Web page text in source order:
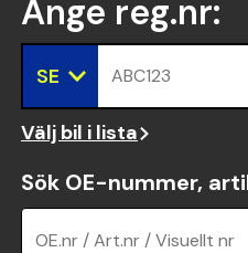
Ange reg.nr:
SE ABC123
Välj bil i lista
Sök OE-nummer,
OE.nr / Art.nr / Visuellt nr